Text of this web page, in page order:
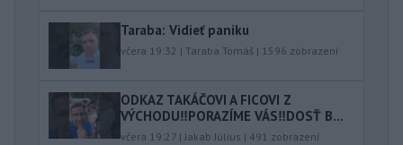
Taraba: Vidieť paniku
včera 19:32 | Taraba Tomáš | 1596 zobrazení
ODKAZ TAKÁČOVI A FICOVI Z
VÝCHODU‼️PORAZÍME VÁS‼️DOSŤ B...
včera 19:27 |Jakab Július | 491 zobrazení